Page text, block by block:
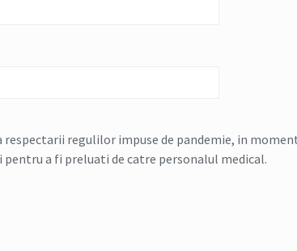
respectarii regulilor impuse de pandemie, in
pentru a fi preluati de catre personalul medical.